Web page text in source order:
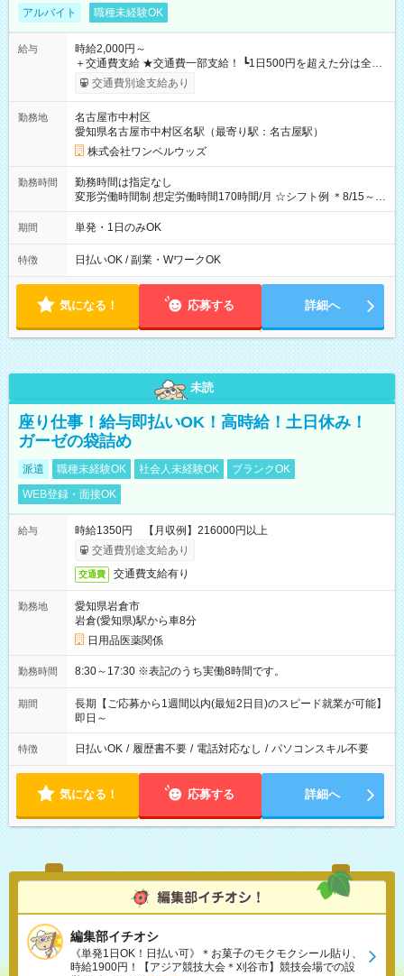
アルバイト 職種未経験OK
給与
時給2,000円～
＋交通費支給 ★交通費一部支給！ ┗1日500円を超えた分は全額
支給！ ※往復500円以内の方は自己負担となります ★日払い
OK！（規定あり） ┗働いたその日に現金GET♪ お仕事後はコン
期間なし
交通費別途支給あり
勤務地
名古屋市中村区
愛知県名古屋市中村区名駅（最寄り駅：名古屋駅）
株式会社ワンベルウッズ
勤務時間
勤務時間は指定なし
変形労働時間制 想定労働時間170時間/月 ☆シフト例 ＊8/15～
10/26 全日共通 08：00～12：00 17：00～21：00 ＊8/31
～9/19のみ下記シフトもあります！ 12：00～16：00 ＊9/6～
00
期間 単発・1日のみOK
特徴 日払いOK / 副業・WワークOK
気になる！ 応募する 詳細へ
未読
座り仕事！給与即払いOK！高時給！土日休み！
ガーゼの袋詰め
派遣 職種未経験OK 社会人未経験OK
ブランクOK
WEB登録・面接OK
給与
時給1350円 【月収例】216000円以上
交通費別途支給あり
交通費 交通費支給有り
勤務地
愛知県岩倉市
岩倉(愛知県)駅から車8分
日用品医薬関係
勤務時間 8:30～17:30 ※表記のうち実働8時間です。
期間
長期【ご応募から1週間以内(最短2日目)のスピード就業が可能】
即日～
特徴 日払いOK / 履歴書不要 / 電話対応なし / パソコンスキル不要
気になる！ 応募する 詳細へ
編集部イチオシ
《単発1日OK！日払い可》＊お菓子のモクモクシール貼り、
時給1900円！【アジア競技大会＊刈谷市】競技会場での設